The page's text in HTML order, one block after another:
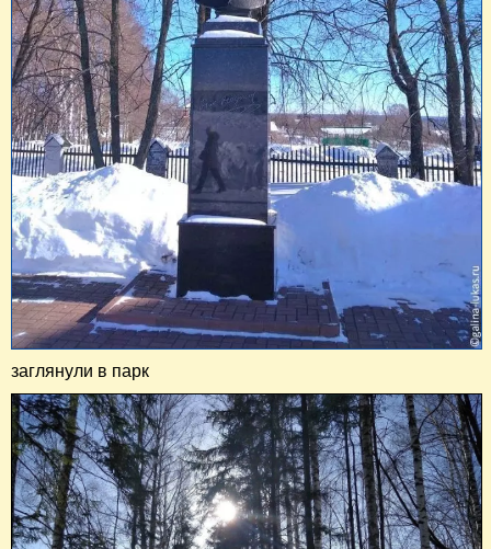
заглянули в парк